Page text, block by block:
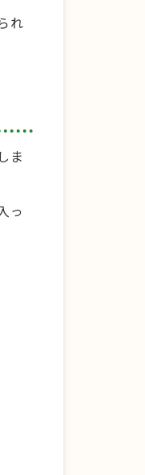
れ
ま
っ